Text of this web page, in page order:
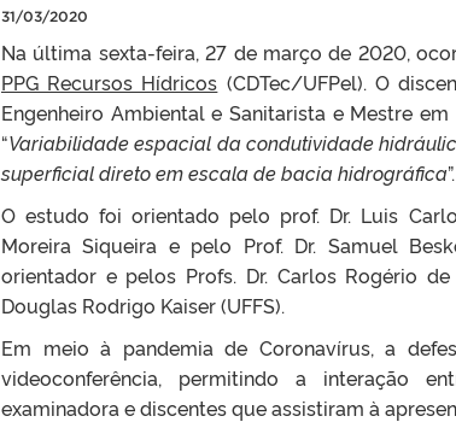
31/03/2020
Na última sexta-feira, 27 de março de 2020,
PPG Recursos Hídricos (CDTec/UFPel). O
Engenheiro Ambiental e Sanitarista e Mestre
“Variabilidade espacial da condutividade
superficial direto em escala de bacia hidrográfica”.
O estudo foi orientado pelo prof. Dr. Luis
Moreira Siqueira e pelo Prof. Dr. Samuel
orientador e pelos Profs. Dr. Carlos Rogério
Douglas Rodrigo Kaiser (UFFS).
Em meio à pandemia de Coronavírus, a
videoconferência, permitindo a interação
examinadora e discentes que assistiram à